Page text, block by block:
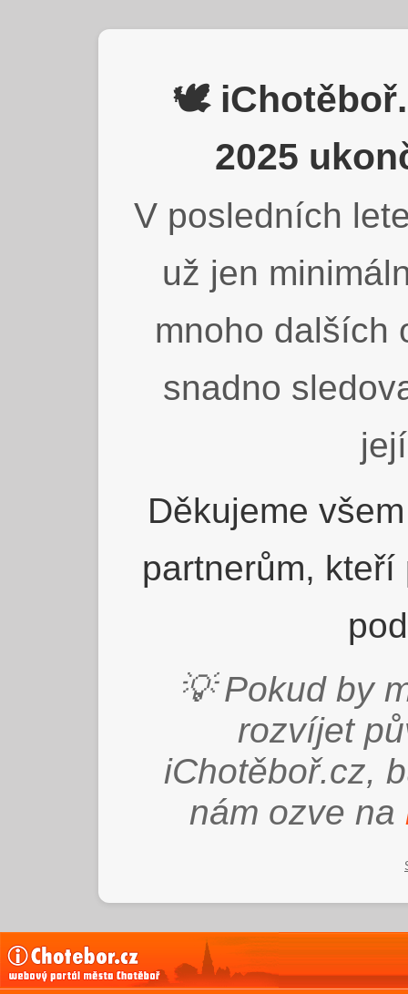
🕊️
2025
V posledních
už jen
mnoho dalších
snadno
Děkujeme
partnerům,
💡 Pokud by
rozvíjet
iChotěboř.cz,
nám ozve na